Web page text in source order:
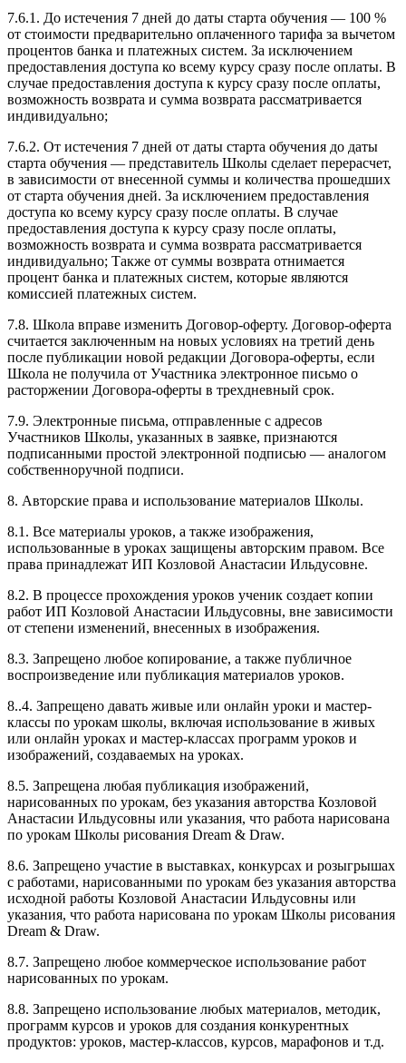
7.6.1. До истечения 7 дней до даты старта обучения — 100 %
от стоимости предварительно оплаченного тарифа за вычетом
процентов банка и платежных систем. За исключением
предоставления доступа ко всему курсу сразу после оплаты. В
случае предоставления доступа к курсу сразу после оплаты,
возможность возврата и сумма возврата рассматривается
индивидуально;
7.6.2. От истечения 7 дней от даты старта обучения до даты
старта обучения — представитель Школы сделает перерасчет,
в зависимости от внесенной суммы и количества прошедших
от старта обучения дней. За исключением предоставления
доступа ко всему курсу сразу после оплаты. В случае
предоставления доступа к курсу сразу после оплаты,
возможность возврата и сумма возврата рассматривается
индивидуально; Также от суммы возврата отнимается
процент банка и платежных систем, которые являются
комиссией платежных систем.
7.8. Школа вправе изменить Договор-оферту. Договор-оферта
считается заключенным на новых условиях на третий день
после публикации новой редакции Договора-оферты, если
Школа не получила от Участника электронное письмо о
расторжении Договора-оферты в трехдневный срок.
7.9. Электронные письма, отправленные с адресов
Участников Школы, указанных в заявке, признаются
подписанными простой электронной подписью — аналогом
собственноручной подписи.
8. Авторские права и использование материалов Школы.
8.1. Все материалы уроков, а также изображения,
использованные в уроках защищены авторским правом. Все
права принадлежат ИП Козловой Анастасии Ильдусовне.
8.2. В процессе прохождения уроков ученик создает копии
работ ИП Козловой Анастасии Ильдусовны, вне зависимости
от степени изменений, внесенных в изображения.
8.3. Запрещено любое копирование, а также публичное
воспроизведение или публикация материалов уроков.
8..4. Запрещено давать живые или онлайн уроки и мастер-
классы по урокам школы, включая использование в живых
или онлайн уроках и мастер-классах программ уроков и
изображений, создаваемых на уроках.
8.5. Запрещена любая публикация изображений,
нарисованных по урокам, без указания авторства Козловой
Анастасии Ильдусовны или указания, что работа нарисована
по урокам Школы рисования Dream & Draw.
8.6. Запрещено участие в выставках, конкурсах и розыгрышах
с работами, нарисованными по урокам без указания авторства
исходной работы Козловой Анастасии Ильдусовны или
указания, что работа нарисована по урокам Школы рисования
Dream & Draw.
8.7. Запрещено любое коммерческое использование работ
нарисованных по урокам.
8.8. Запрещено использование любых материалов, методик,
программ курсов и уроков для создания конкурентных
продуктов: уроков, мастер-классов, курсов, марафонов и т.д.